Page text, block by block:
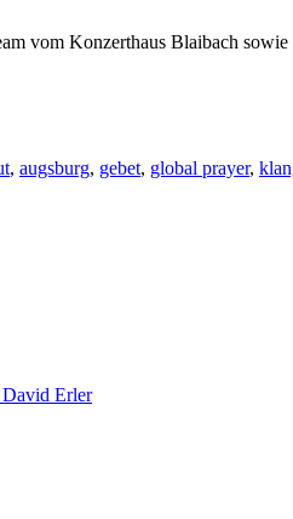
vom Konzerthaus Blaibach sowie
, augsburg, gebet, global prayer,
David Erler